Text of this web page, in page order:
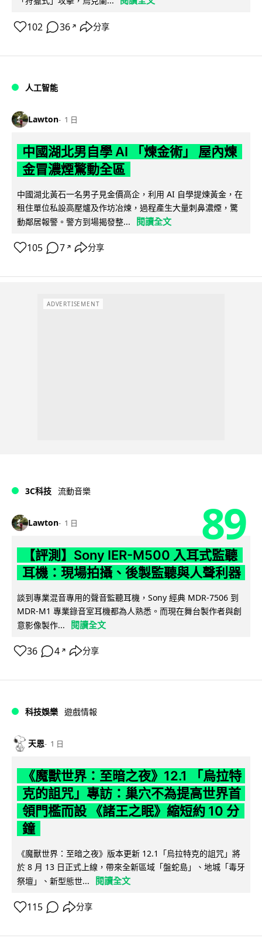
102 36 ↗ 分享
人工智能
Lawton 1 日
中國湖北男自學 AI 「煉金術」 屋內煉
金冒濃煙驚動全區
中國湖北黃石一名男子見金價高企，利用 AI 自學提煉黃金，在
租住單位私設高壓爐及作坊冶煉，過程產生大量刺鼻濃煙，驚
動鄰居報警。警方到場揭發整...
閱讀全文
105 7 ↗ 分享
ADVERTISEMENT
3C科技 流動音樂
Lawton 1 日 89
【評測】Sony IER-M500 入耳式監聽
耳機：現場拍攝、後製監聽與人聲利器
談到專業混音專用的聲音監聽耳機，Sony 經典 MDR-7506 到
MDR-M1 專業錄音室耳機都為人熟悉。而現在舞台製作者與創
意影像製作...
閱讀全文
36 4 ↗ 分享
科技娛樂 遊戲情報
天恩 1 日
《魔獸世界：至暗之夜》12.1 「烏拉特
克的詛咒」專訪：巢穴不為提高世界首
領門檻而設 《諸王之眠》縮短約 10 分
鐘
《魔獸世界：至暗之夜》版本更新 12.1「烏拉特克的詛咒」將
於 8 月 13 日正式上線，帶來全新區域「盤蛇島」、地城「毒牙
祭壇」、新型態世...
閱讀全文
115 分享